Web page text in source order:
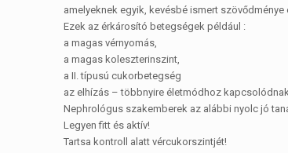
amelyeknek egyik, kevésbé ismert
Ezek az érkárosító betegségek például :
a magas vérnyomás,
a magas koleszterinszint,
a II. típusú cukorbetegség
az elhízás – többnyire életmódhoz
Nephrológus szakemberek az alábbi nyolc jó
Legyen fitt és aktív!
Tartsa kontroll alatt vércukorszintjét!